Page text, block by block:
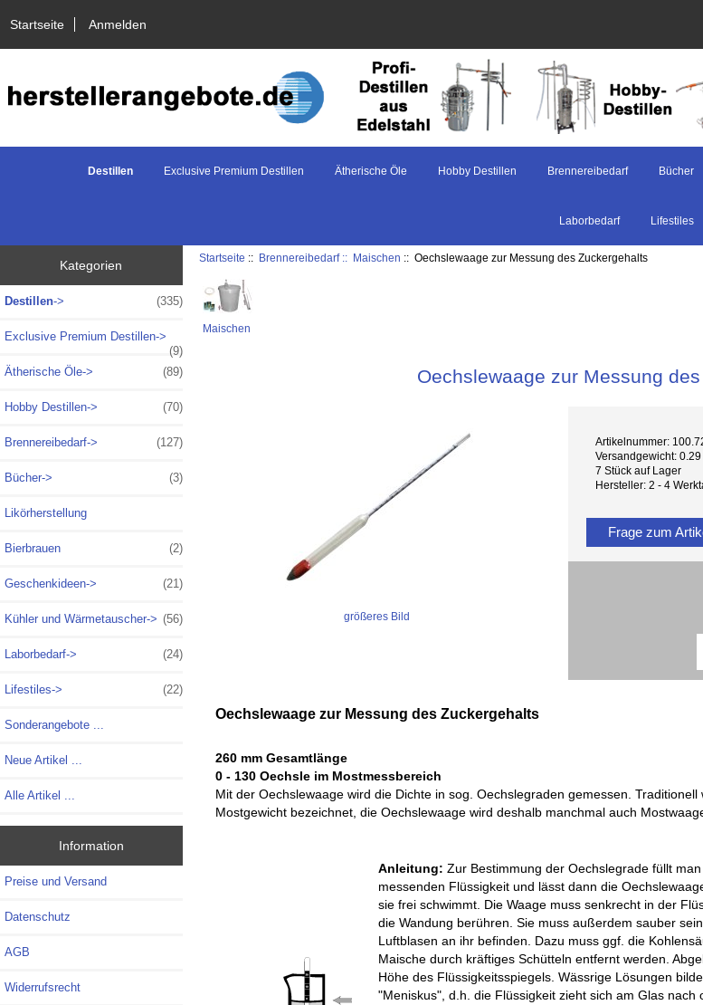
Startseite Anmelden
Destillen Exclusive Premium Destillen Ätherische Öle Hobby Destillen Brennereibedarf Bücher
Laborbedarf Lifestiles
Kategorien
Destillen-> (335)
Exclusive Premium Destillen->
(9)
Ätherische Öle->
(89)
Hobby Destillen-> (70)
Brennereibedarf-> (127)
Bücher-> (3)
Likörherstellung
Bierbrauen (2)
Geschenkideen-> (21)
Kühler und Wärmetauscher-> (56)
Laborbedarf-> (24)
Lifestiles-> (22)
Sonderangebote ...
Neue Artikel ...
Alle Artikel ...
Information
Preise und Versand
Datenschutz
AGB
Widerrufsrecht
Startseite :: Brennereibedarf :: Maischen :: Oechslewaage zur Messung des Zuckergehalts
Maischen
Oechslewaage zur Messung
größeres Bild
Artikelnummer:
Versandgewicht: 0.29
7 Stück auf Lager
Hersteller: 2 - 4
Frage zum
Oechslewaage zur Messung des Zuckergehalts
260 mm Gesamtlänge
0 - 130 Oechsle im Mostmessbereich
Mit der Oechslewaage wird die Dichte in sog. Oechslegraden gemessen.
Mostgewicht bezeichnet, die Oechslewaage wird deshalb manchmal auch
Anleitung: Zur Bestimmung der Oechslegrade füllt
messenden Flüssigkeit und lässt dann die
sie frei schwimmt. Die Waage muss senkrecht in der
die Wandung berühren. Sie muss außerdem sauber
Luftblasen an ihr befinden. Dazu muss ggf. die
Maische durch kräftiges Schütteln entfernt werden.
Höhe des Flüssigkeitsspiegels. Wässrige Lösungen
"Meniskus", d.h. die Flüssigkeit zieht sich am Glas nach